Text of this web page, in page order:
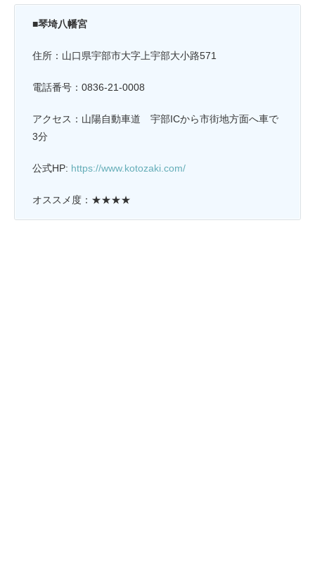
■琴埼八幡宮
住所：山口県宇部市大字上宇部大小路571
電話番号：0836-21-0008
アクセス：山陽自動車道 宇部ICから市街地方面へ車で
3分
公式HP: https://www.kotozaki.com/
オススメ度：★★★★